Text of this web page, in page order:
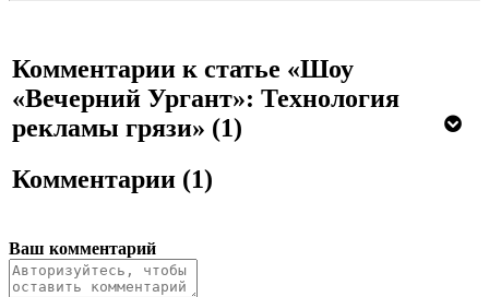
Комментарии к статье «Шоу
«Вечерний Ургант»: Технология
рекламы грязи» (1)
Комментарии (1)
Ваш комментарий